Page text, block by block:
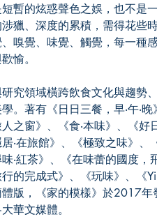
暫的炫惑聲色之娛，也不是
獵、深度的累積，需得花些
嗅覺、味覺、觸覺，每一種
愉。
領域橫跨飲食文化與趨勢
。著有《日日三餐，早‧午‧
之窗》、《食‧本味》、《
‧在旅館》、《極致之味》、
‧紅茶》、《在味蕾的國度，
行的完成式》、《玩味》、《
版，《家的模樣》於2017
華文媒體。